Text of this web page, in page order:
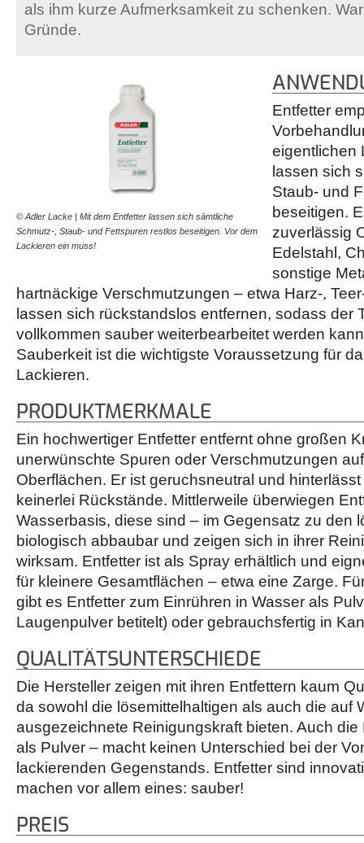
als ihm kurze Aufmerksamkeit zu schenken.
Gründe.
© Adler Lacke | Mit dem Entfetter lassen sich sämtliche
Schmutz-, Staub- und Fettspuren restlos beseitigen. Vor dem
Lackieren ein muss!
Entfetter
eigentlichen
lassen sich
Staub- und
beseitigen.
zuverlässig
Edelstahl,
sonstige
hartnäckige Verschmutzungen – etwa Harz-,
lassen sich rückstandslos entfernen, sodass der
vollkommen sauber weiterbearbeitet werden
Sauberkeit ist die wichtigste Voraussetzung für
Lackieren.
PRODUKTMERKMALE
Ein hochwertiger Entfetter entfernt ohne großen
unerwünschte Spuren oder Verschmutzungen
Oberflächen. Er ist geruchsneutral und
keinerlei Rückstände. Mittlerweile überwiegen
Wasserbasis, diese sind – im Gegensatz zu den
biologisch abbaubar und zeigen sich in ihrer
wirksam. Entfetter ist als Spray erhältlich und
für kleinere Gesamtflächen – etwa eine Zarge.
gibt es Entfetter zum Einrühren in Wasser als
Laugenpulver betitelt) oder gebrauchsfertig in
QUALITÄTSUNTERSCHIEDE
Die Hersteller zeigen mit ihren Entfettern kaum
da sowohl die lösemittelhaltigen als auch die auf
ausgezeichnete Reinigungskraft bieten. Auch die
als Pulver – macht keinen Unterschied bei der
lackierenden Gegenstands. Entfetter sind
machen vor allem eines: sauber!
PREIS